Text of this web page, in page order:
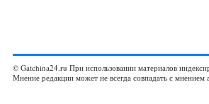
© Gatchina24.ru При использовании материалов
Мнение редакции может не всегда совпадать с мнением